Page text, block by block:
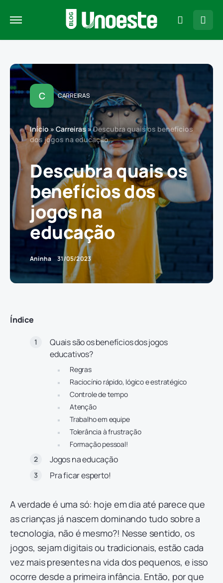
C CARREIRAS
Início » Carreiras»Descubra quais os benefícios
dos jogos na educação
Descubra quais os
benefícios dos
jogos na
educação
Aninha 31/05/2023
Índice
Quais são os benefícios dos jogos
educativos?
Regras
Raciocínio rápido, lógico e estratégico
Controle de tempo
Atenção
Trabalho em equipe
Tolerância à frustração
Formação pessoal!
Jogos na educação
Pra ficar esperto!
A verdade é uma só: hoje em dia até parece que
as crianças já nascem dominando tudo sobre a
tecnologia, não é mesmo?! Nesse sentido, os
jogos, sejam digitais ou tradicionais, estão cada
vez mais presentes na vida dos pequenos, e isso
ocorre desde a primeira infância. Então, por que